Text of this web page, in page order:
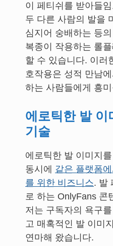
이 페티쉬를 받아들
두 다른 사람의 발을
심지어 숭배하는 등
복종이 작용하는 롤
할 수 있습니다. 이러
호작용은 성적 만남
하는 사람들에게 흥
에로틱한 발 이
기술
에로틱한 발 이미지
동시에 같은 플랫폼
를 위한 비즈니스. 발
로 하는 OnlyFans 콘
저는 구독자의 욕구
고 매혹적인 발 이미
연마해 왔습니다.